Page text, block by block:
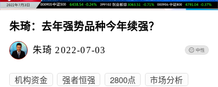
朱琦：去年强势品种今年续强？
朱琦 2022-07-03
机构资金 强者恒强 2800点
市场分析